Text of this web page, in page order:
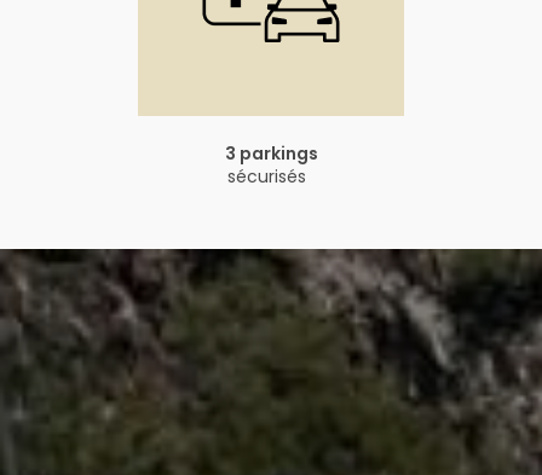
3 parkings
sécurisés